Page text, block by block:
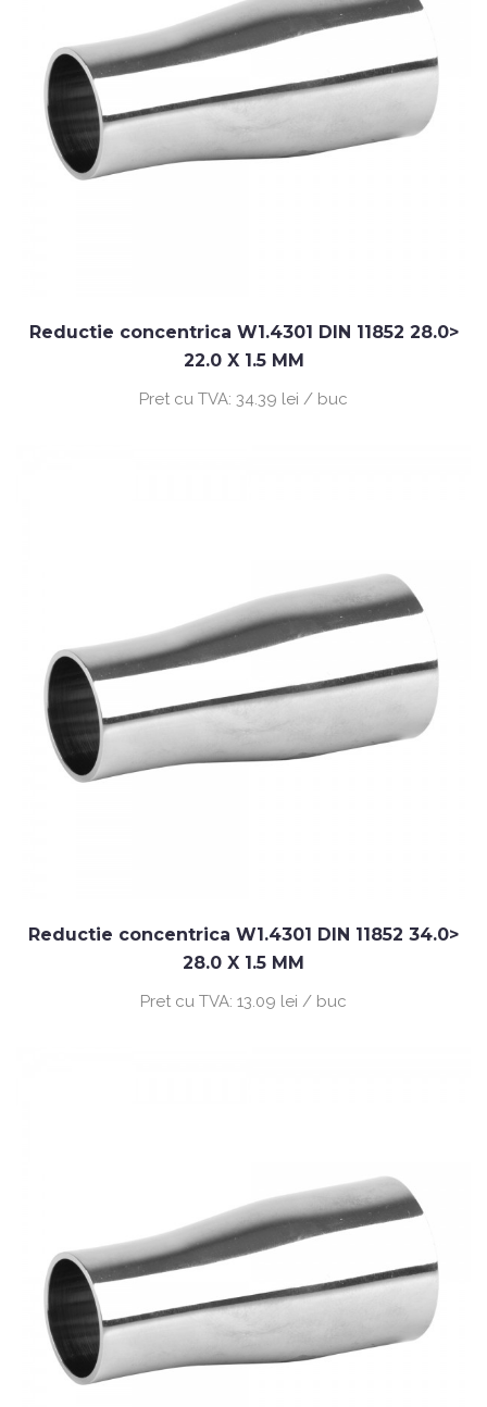
Reductie concentrica W1.4301 DIN 11852 28.0>
22.0 X 1.5 MM
Pret cu TVA: 34.39 lei / buc
Reductie concentrica W1.4301 DIN 11852 34.0>
28.0 X 1.5 MM
Pret cu TVA: 13.09 lei / buc